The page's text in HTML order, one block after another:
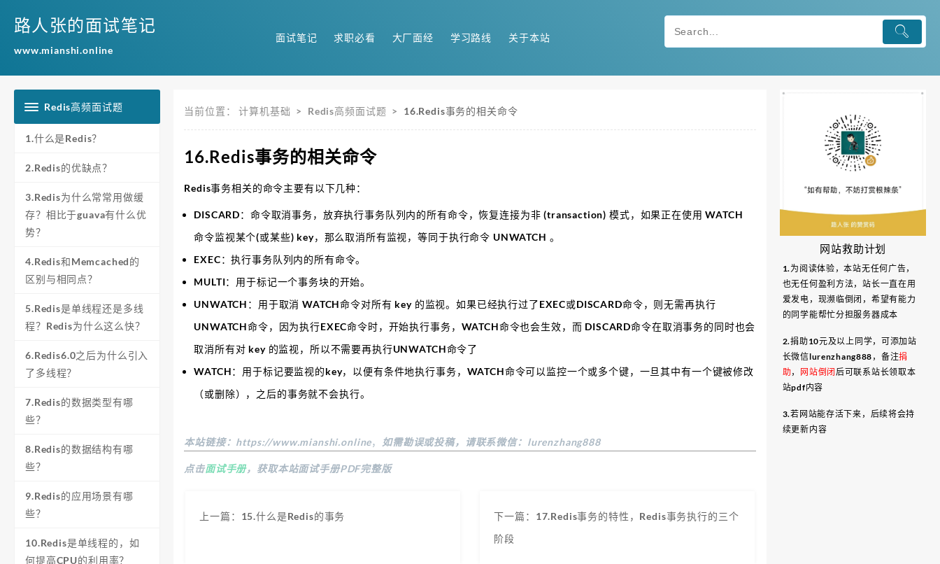
路人张的面试笔记
www.mianshi.online
面试笔记 求职必看 大厂面经 学习路线 关于本站
网站救助计划
1.为阅读体验，本站无任何广告，
也无任何盈利方法，站长一直在用
爱发电，现濒临倒闭，希望有能力
的同学能帮忙分担服务器成本
2.捐助10元及以上同学，可添加站
长微信lurenzhang888，备注捐
助， 网站倒闭 后可联系站长领取本
站pdf内容
3.若网站能存活下来，后续将会持
续更新内容
当前位置：计算机基础 > Redis高频面试题 > 16.Redis事务的相关命令
16.Redis事务的相关命令
Redis事务相关的命令主要有以下几种：
DISCARD：命令取消事务，放弃执行事务队列内的所有命令，恢复连接为非 (transaction) 模式，如果正在使用 WATCH
命令监视某个(或某些) key，那么取消所有监视，等同于执行命令 UNWATCH 。
EXEC：执行事务队列内的所有命令。
MULTI：用于标记一个事务块的开始。
UNWATCH：用于取消 WATCH命令对所有 key 的监视。如果已经执行过了EXEC或DISCARD命令，则无需再执行
UNWATCH命令，因为执行EXEC命令时，开始执行事务，WATCH命令也会生效，而 DISCARD命令在取消事务的同时也会
取消所有对 key 的监视，所以不需要再执行UNWATCH命令了
WATCH：用于标记要监视的key，以便有条件地执行事务，WATCH命令可以监控一个或多个键，一旦其中有一个键被修改
（或删除），之后的事务就不会执行。
本站链接： https://www.mianshi.online， 如需勘误或投稿，请联系微信：lurenzhang888
点击面试手册，获取本站面试手册PDF完整版
上一篇：15.什么是Redis的事务
下一篇：17.Redis事务的特性，Redis事务执行的三个
阶段
Redis高频面试题
1.什么是Redis？
2.Redis的优缺点？
3.Redis为什么常常用做缓
存？相比于guava有什么优
势？
4.Redis和Memcached的
区别与相同点？
5.Redis是单线程还是多线
程？Redis为什么这么快？
6.Redis6.0之后为什么引入
了多线程？
7.Redis的数据类型有哪
些？
8.Redis的数据结构有哪
些？
9.Redis的应用场景有哪
些？
10.Redis是单线程的，如
何提高CPU的利用率？